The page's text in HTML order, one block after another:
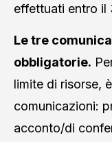
effettuati entro il
Le tre
obbligatorie.
limite di risorse,
comunicazioni:
acconto/di